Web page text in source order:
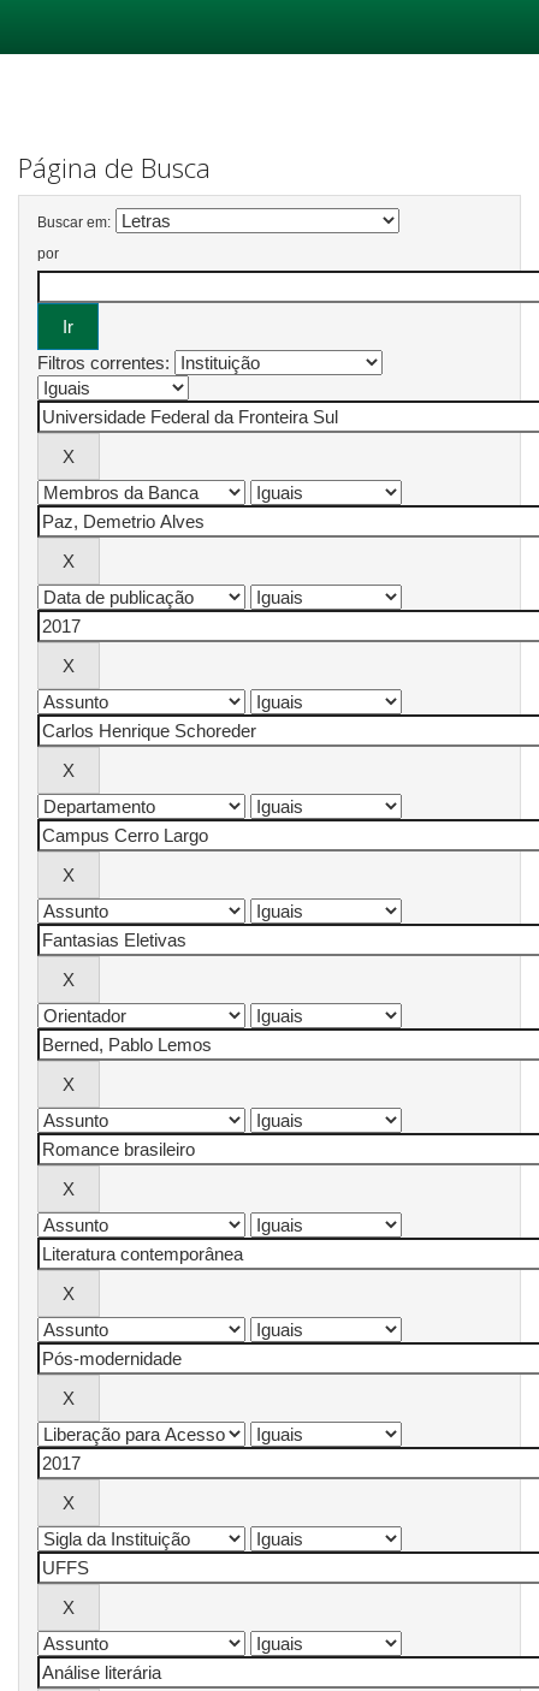
Página de Busca
Buscar em:
por
Filtros correntes: